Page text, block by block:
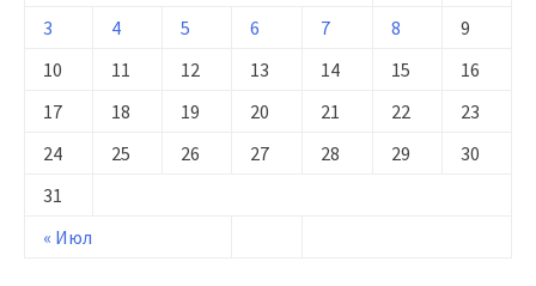
« Июл
3
4 5 6 7 8
9
10
11 12 13 14 15
16
17
18 19 20 21 22
23
24
25 26 27 28 29
30
31